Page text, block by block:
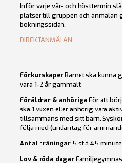
Inför varje vår- och hösttermin
platser till gruppen och anmälan
bokningssidan.
DIREKTANMÄLAN
FörkunskaperBarnet ska kunna
vara 1-2 år gammalt.
Föräldrar & anhöriga För att
ska 1 vuxen eller anhörig vara
tillsammans med sitt barn.
följa med (undantag för
Antal träningar 5 st á 45
Lov & röda dagar